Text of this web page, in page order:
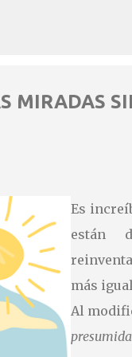
imaginación, dar
escritores e incluso
¡quizás vuestro relato
a muchos! Os
MIRADAS
Es
están
más
Al
presumida